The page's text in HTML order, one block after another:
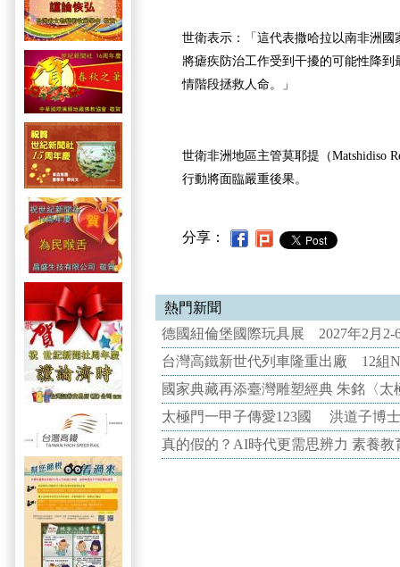
世衛表示：「這代表撒哈拉以南非洲
將瘧疾防治工作受到干擾的可能性降到
情階段拯救人命。」
世衛非洲地區主管莫耶提（Matshidiso
行動將面臨嚴重後果。
分享：
熱門新聞
德國紐倫堡國際玩具展 2027年2月2-
台灣高鐵新世代列車隆重出廠 12組
國家典藏再添臺灣雕塑經典 朱銘〈
太極門一甲子傳愛123國 洪道子博
真的假的？AI時代更需思辨力 素養